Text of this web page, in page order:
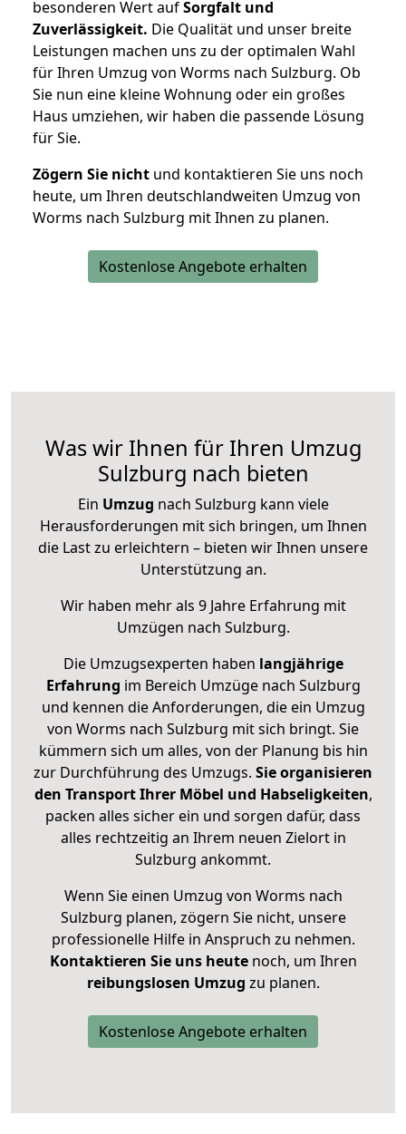
besonderen Wert aufSorgfalt und
Zuverlässigkeit. Die Qualität und unser breite
Leistungen machen uns zu der optimalen Wahl
für Ihren Umzug von Worms nach Sulzburg. Ob
Sie nun eine kleine Wohnung oder ein großes
Haus umziehen, wir haben die passende Lösung
für Sie.
Zögern Sie nicht und kontaktieren Sie uns noch
heute, um Ihren deutschlandweiten Umzug von
Worms nach Sulzburg mit Ihnen zu planen.
Kostenlose Angebote erhalten
Was wir Ihnen für Ihren Umzug
Sulzburg nach bieten
Ein Umzug nach Sulzburg kann viele
Herausforderungen mit sich bringen, um Ihnen
die Last zu erleichtern – bieten wir Ihnen unsere
Unterstützung an.
Wir haben mehr als 9 Jahre Erfahrung mit
Umzügen nach Sulzburg.
Die Umzugsexperten haben langjährige
Erfahrung im Bereich Umzüge nach Sulzburg
und kennen die Anforderungen, die ein Umzug
von Worms nach Sulzburg mit sich bringt. Sie
kümmern sich um alles, von der Planung bis hin
zur Durchführung des Umzugs. Sie organisieren
den Transport Ihrer Möbel und Habseligkeiten,
packen alles sicher ein und sorgen dafür, dass
alles rechtzeitig an Ihrem neuen Zielort in
Sulzburg ankommt.
Wenn Sie einen Umzug von Worms nach
Sulzburg planen, zögern Sie nicht, unsere
professionelle Hilfe in Anspruch zu nehmen.
Kontaktieren Sie uns heutenoch, um Ihren
reibungslosen Umzug zu planen.
Kostenlose Angebote erhalten